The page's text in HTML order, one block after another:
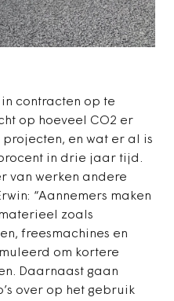
contracten op te
op hoeveel CO2 er
en wat er al is
in drie jaar tijd.
van werken andere
“Aannemers maken
zoals
freesmachines en
om kortere
Daarnaast gaan
over op het gebruik